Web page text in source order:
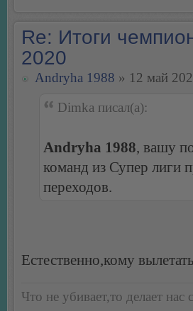
Re: Итоги
2020
Andryha 1988 » 12 май
Dimka писал(а):
Andryha 1988, вашу
команд из Супер лиги
переходов.
Естественно,кому
Что не убивает,то делает нас